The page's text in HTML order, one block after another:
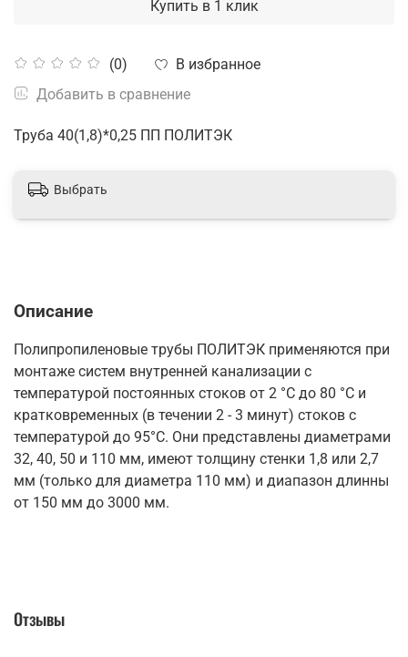
(0)
В избранное
Добавить в сравнение
Купить в 1 клик
Труба 40(1,8)*0,25 ПП ПОЛИТЭК
Выбрать
Описание
Полипропиленовые трубы ПОЛИТЭК применяются при
монтаже систем внутренней канализации с
температурой постоянных стоков от 2 °C до 80 °С и
кратковременных (в течении 2 - 3 минут) стоков с
температурой до 95°С. Они представлены диаметрами
32, 40, 50 и 110 мм, имеют толщину стенки 1,8 или 2,7
мм (только для диаметра 110 мм) и диапазон длинны
от 150 мм до 3000 мм.
Отзывы